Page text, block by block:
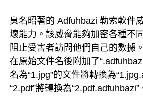
臭名昭著的 Adfuhbazi 勒索軟件
壞能力。該威脅能夠加密各種不
阻止受害者訪問他們自己的數據
在原始文件名後附加了
名為“1.jpg”的文件將轉換為
“2.pdf”將轉換為“2.pdf.adfuhbazi”